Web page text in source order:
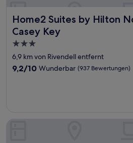
Home2 Suites by Hilton
Casey Key
Home2 Suites by Hilton
3.0-
Sterne-
Unterkunft
6,9 km von Rivendell entfernt
9.2
9,2/10 Wunderbar (937 Bewertungen)
Best Western Plus Ambassador